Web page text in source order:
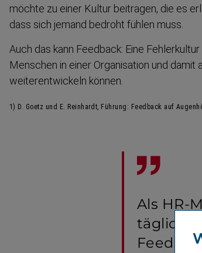
möchte zu einer Kultur beitragen, die es
dass sich jemand bedroht fühlen muss.
Auch das kann Feedback: Eine
Menschen in einer Organi­sation und damit
weiter­ent­wickeln können.
1) D. Goetz und E. Reinhardt, Führung: Feedback auf
Als HR-​
täglich,